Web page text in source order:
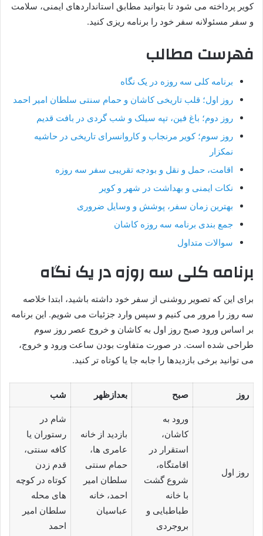
کویر پرداخته می شود تا بتوانید مطابق استانداردهای ایمنی، سلامت
و سفر مسئولانه سفر خود را برنامه ریزی کنید.
فهرست مطالب
برنامه کلی سه روزه در یک نگاه
روز اول؛ قلب تاریخی کاشان و حمام سنتی سلطان امیر احمد
روز دوم؛ باغ فین، تپه سیلک و شب گردی در بافت قدیم
روز سوم؛ کویر مرنجاب و کاروانسرای تاریخی در حاشیه
نمکزار
اقامت، حمل و نقل و بودجه تقریبی سفر سه روزه
نکات ایمنی و بهداشت در شهر و کویر
بهترین زمان سفر، پوشش و وسایل ضروری
جمع بندی برنامه سه روزه کاشان
سوالات متداول
برنامه کلی سه روزه در یک نگاه
برای این که تصویر روشنی از سفر خود داشته باشید، ابتدا خلاصه
سه روز را مرور می کنیم و سپس وارد جزئیات می شویم. این برنامه
بر اساس ورود صبح روز اول به کاشان و خروج عصر روز سوم
طراحی شده است. در صورت متفاوت بودن ساعت ورود و خروج،
می توانید برخی بازدیدها را جابه جا یا کوتاه تر کنید.
روز صبح بعدازظهر شب
روز اول
ورود به
کاشان،
استقرار در
اقامتگاه،
شروع گشت
با خانه
طباطبایی و
بروجردی
بازدید از خانه
عامری ها،
حمام سنتی
سلطان امیر
احمد، خانه
عباسیان
شام در
رستوران یا
کافه سنتی،
قدم زدن
کوتاه در کوچه
های محله
سلطان امیر
احمد